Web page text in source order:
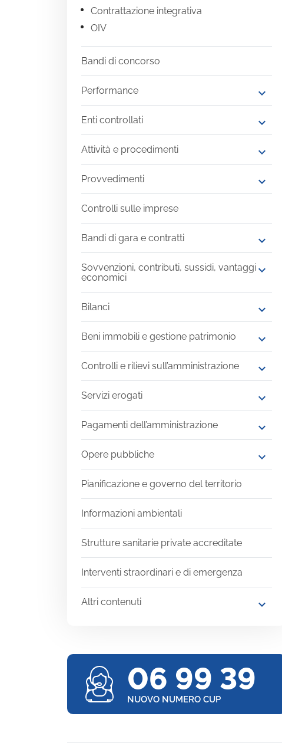
Contrattazione integrativa
OIV
Bandi di concorso
Performance expand_more
Enti controllati expand_more
Attività e procedimenti expand_more
Provvedimenti expand_more
Controlli sulle imprese
Bandi di gara e contratti expand_more
Sovvenzioni, contributi, sussidi, vantaggi
economici
expand_more
Bilanci expand_more
Beni immobili e gestione patrimonio expand_more
Controlli e rilievi sull’amministrazione expand_more
Servizi erogati expand_more
Pagamenti dell’amministrazione expand_more
Opere pubbliche expand_more
Pianificazione e governo del territorio
Informazioni ambientali
Strutture sanitarie private accreditate
Interventi straordinari e di emergenza
Altri contenuti expand_more
06 99 39
NUOVO NUMERO CUP